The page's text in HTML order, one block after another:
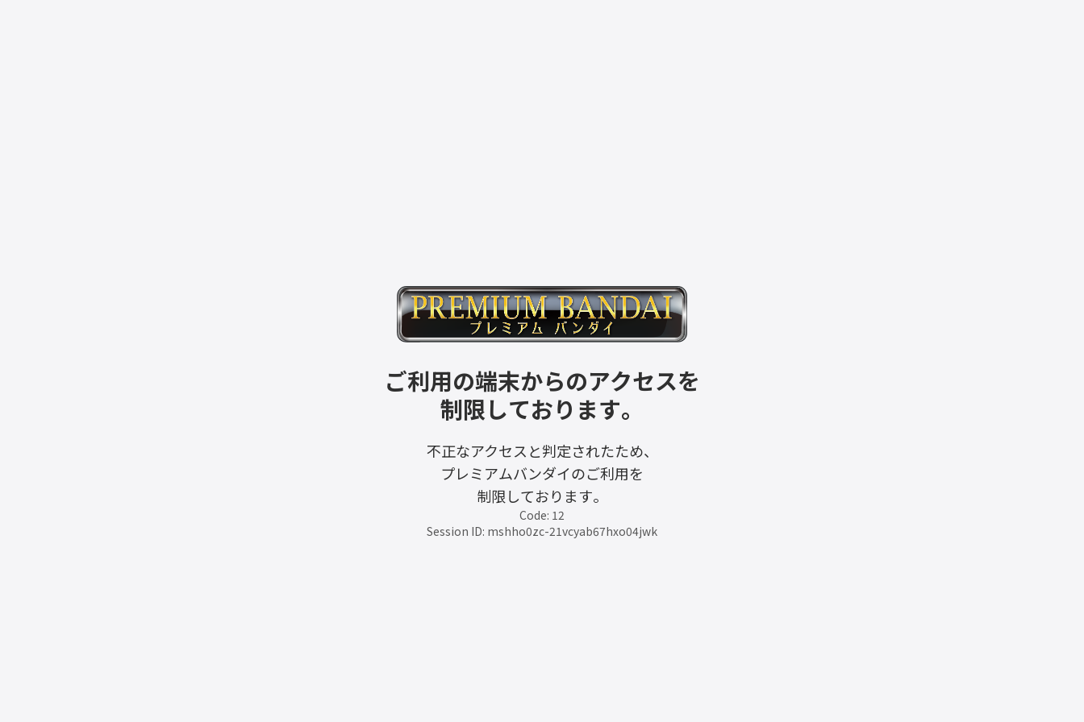
ご利用の端末からのアクセスを
制限しております。
不正なアクセスと判定されたため、
プレミアムバンダイのご利用を
制限しております。
Code: 12
Session ID: mshho0zc-21vcyab67hxo04jwk